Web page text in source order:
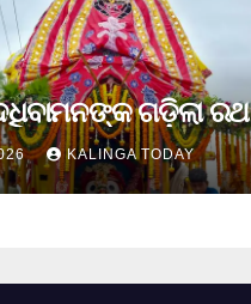
ଗଡ଼ିଲା ରଥ
KALINGA TODAY